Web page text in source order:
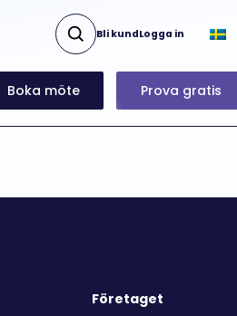
Boka möte Prova gratis
Bli kundLogga in
Företaget